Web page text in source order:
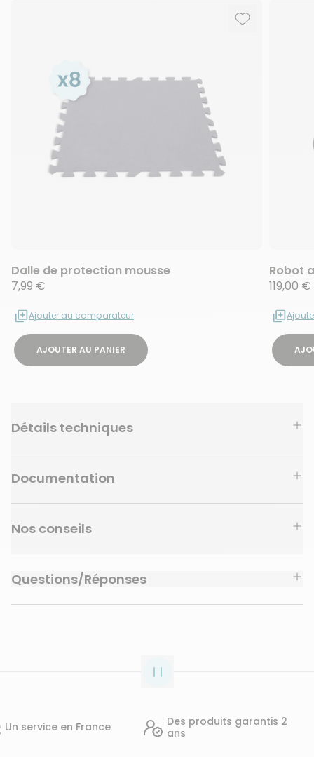
Ajouter aux
Supprimer
Dalle de protection mousse
7,99 €
Ajouter au comparateur
AJOUTER AU PANIER
Robot
119,00 €
Détails techniques
Documentation
Nos conseils
Questions/Réponses
Des produits garantis 2
ans